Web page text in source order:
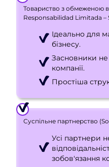
Товариство з обмеженою
Responsabilidad Limitada –
Ідеально для
бізнесу.
Засновники не
компанії.
Простіша
Суспільне партнерство
Усі партнери
зобов'язання